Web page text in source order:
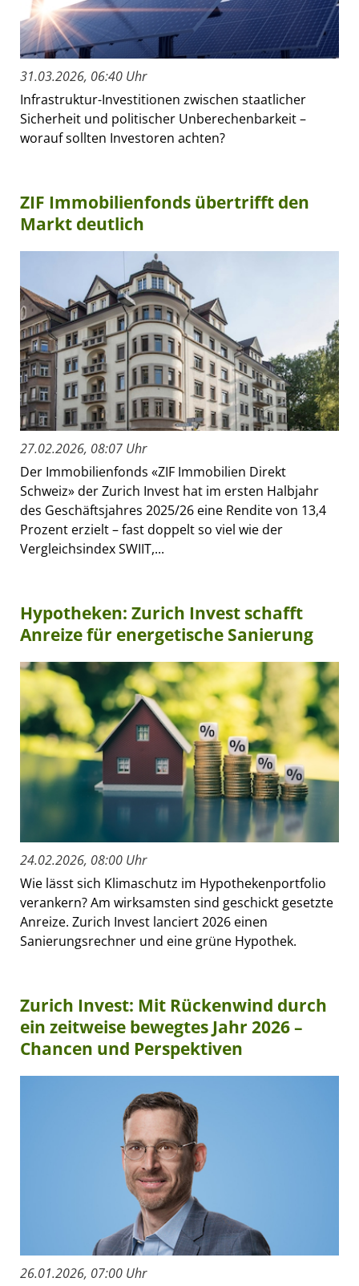
31.03.2026, 06:40 Uhr
Infrastruktur-Investitionen zwischen staatlicher
Sicherheit und politischer Unberechenbarkeit –
worauf sollten Investoren achten?
ZIF Immobilienfonds übertrifft den
Markt deutlich
27.02.2026, 08:07 Uhr
Der Immobilienfonds «ZIF Immobilien Direkt
Schweiz» der Zurich Invest hat im ersten Halbjahr
des Geschäftsjahres 2025/26 eine Rendite von 13,4
Prozent erzielt – fast doppelt so viel wie der
Vergleichsindex SWIIT,...
Hypotheken: Zurich Invest schafft
Anreize für energetische Sanierung
24.02.2026, 08:00 Uhr
Wie lässt sich Klimaschutz im Hypothekenportfolio
verankern? Am wirksamsten sind geschickt gesetzte
Anreize. Zurich Invest lanciert 2026 einen
Sanierungsrechner und eine grüne Hypothek.
Zurich Invest: Mit Rückenwind durch
ein zeitweise bewegtes Jahr 2026 –
Chancen und Perspektiven
26.01.2026, 07:00 Uhr